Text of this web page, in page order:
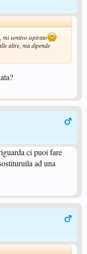
mi sentivo ispirato
altre, ma dipende
ci puoi fare
ad una